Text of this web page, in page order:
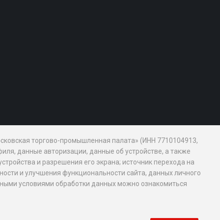
торгово-промышленная палата» (ИНН 7710104913,
данные авторизации, данные об устройстве, а также
и разрешения его экрана; источник перехода на
и улучшения функциональности сайта, данных личного
условиями обработки данных можно ознакомиться